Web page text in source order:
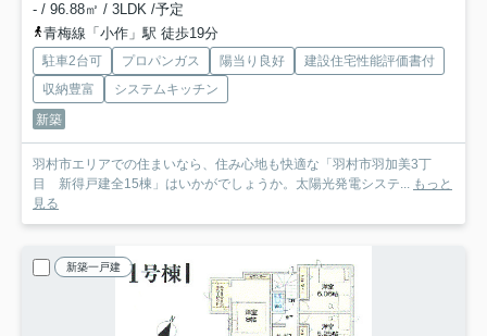
- / 96.88㎡ / 3LDK /予定
青梅線「小作」駅 徒歩19分
駐車2台可 プロパンガス 陽当り良好
建設住宅性能評価書付
収納豊富
システムキッチン
新築
羽村市エリアでの住まいなら、住み心地も快適な「羽村市羽加美3丁
目 新得戸建全15棟」はいかがでしょうか。太陽光発電システ...
もっと
見る
新築一戸建